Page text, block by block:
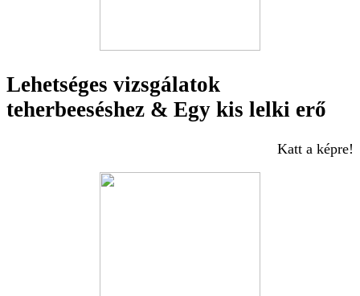
Lehetséges vizsgálatok
teherbeeséshez & Egy kis lelki erő
Katt a képre!